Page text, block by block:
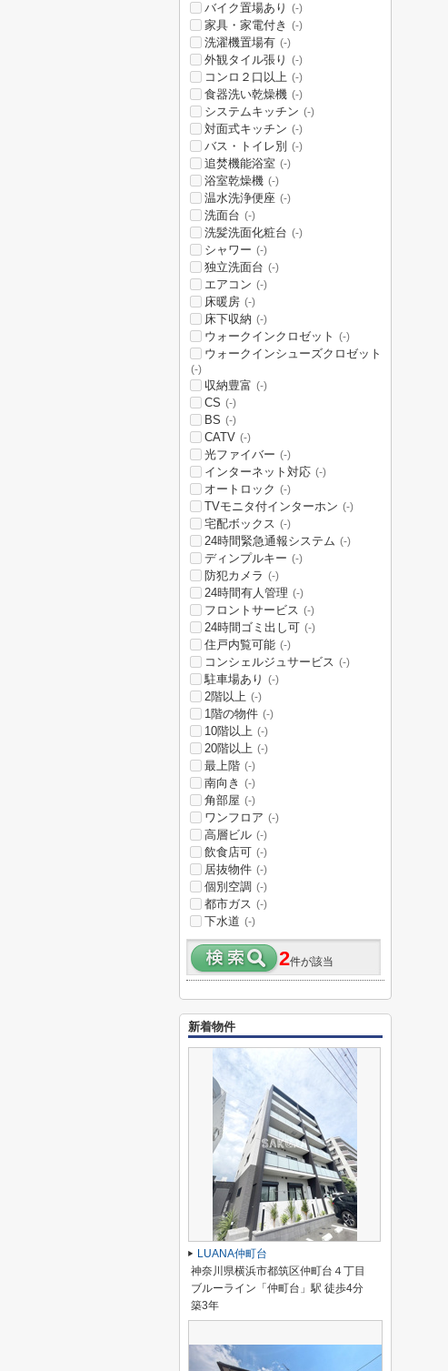
バイク置場あり (-)
家具・家電付き (-)
洗濯機置場有 (-)
外観タイル張り (-)
コンロ２口以上 (-)
食器洗い乾燥機 (-)
システムキッチン (-)
対面式キッチン (-)
バス・トイレ別 (-)
追焚機能浴室 (-)
浴室乾燥機 (-)
温水洗浄便座 (-)
洗面台 (-)
洗髪洗面化粧台 (-)
シャワー (-)
独立洗面台 (-)
エアコン (-)
床暖房 (-)
床下収納 (-)
ウォークインクロゼット (-)
ウォークインシューズクロゼット
(-)
収納豊富 (-)
CS (-)
BS (-)
CATV (-)
光ファイバー (-)
インターネット対応 (-)
オートロック (-)
TVモニタ付インターホン (-)
宅配ボックス (-)
24時間緊急通報システム (-)
ディンプルキー (-)
防犯カメラ (-)
24時間有人管理 (-)
フロントサービス (-)
24時間ゴミ出し可 (-)
住戸内覧可能 (-)
コンシェルジュサービス (-)
駐車場あり (-)
2階以上 (-)
1階の物件 (-)
10階以上 (-)
20階以上 (-)
最上階 (-)
南向き (-)
角部屋 (-)
ワンフロア (-)
高層ビル (-)
飲食店可 (-)
居抜物件 (-)
個別空調 (-)
都市ガス (-)
下水道 (-)
2件が該当
新着物件
LUANA仲町台
神奈川県横浜市都筑区仲町台４丁目
ブルーライン「仲町台」駅 徒歩4分
築3年